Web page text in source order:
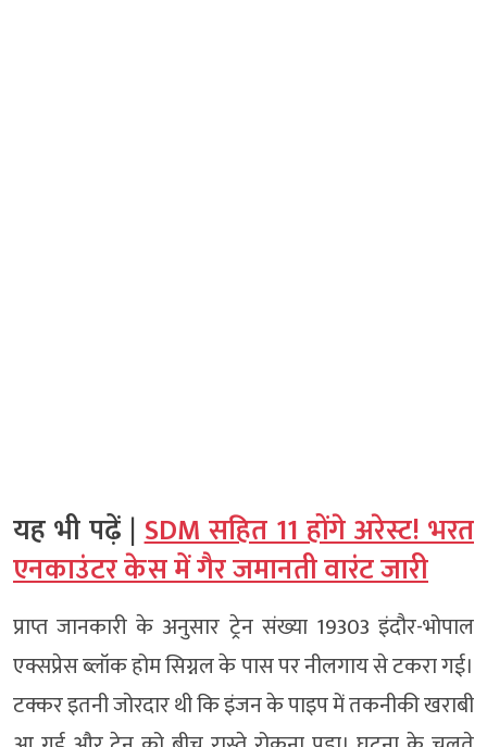
यह भी पढ़ें |SDM सहित 11 होंगे अरेस्ट! भरत
एनकाउंटर केस में गैर जमानती वारंट जारी
प्राप्त जानकारी के अनुसार ट्रेन संख्या 19303 इंदौर-भोपाल
एक्सप्रेस ब्लॉक होम सिग्नल के पास पर नीलगाय से टकरा गई।
टक्कर इतनी जोरदार थी कि इंजन के पाइप में तकनीकी खराबी